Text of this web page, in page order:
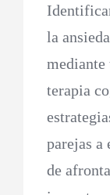
la
mediante
terapia
parejas a
de